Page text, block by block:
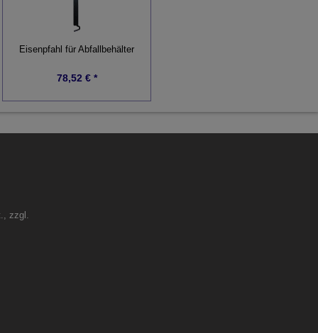
Eisenpfahl für Abfallbehälter
78,52 € *
zzgl.